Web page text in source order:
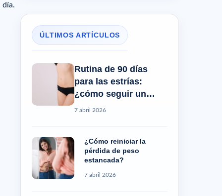
día.
ÚLTIMOS ARTÍCULOS
Rutina de 90 días
para las estrías:
¿cómo seguir un
progreso real?
7 abril 2026
¿Cómo reiniciar la
pérdida de peso
estancada?
7 abril 2026